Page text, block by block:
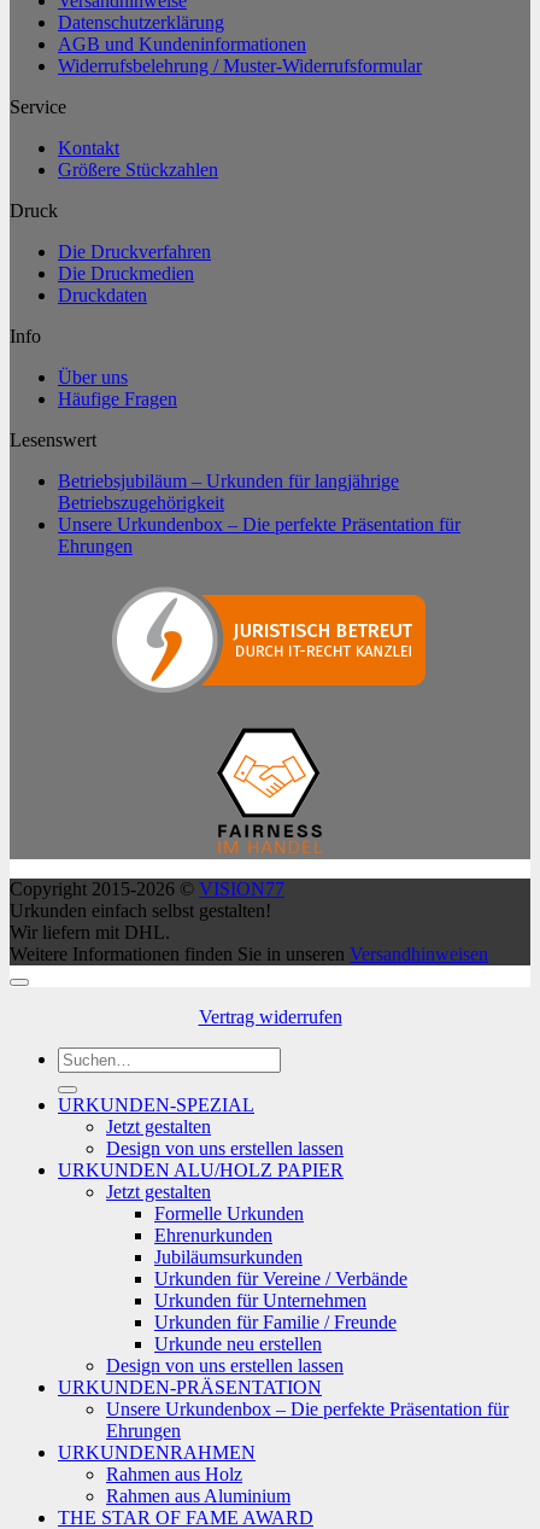
Datenschutzerklärung
AGB und Kundeninformationen
Widerrufsbelehrung / Muster-Widerrufsformular
Service
Kontakt
Größere Stückzahlen
Druck
Die Druckverfahren
Die Druckmedien
Druckdaten
Info
Über uns
Häufige Fragen
Lesenswert
Betriebsjubiläum – Urkunden für langjährige
Betriebszugehörigkeit
Unsere Urkundenbox – Die perfekte Präsentation für
Ehrungen
Copyright 2015-2026 © VISION77
Urkunden einfach selbst gestalten!
Wir liefern mit DHL.
Weitere Informationen finden Sie in unseren Versandhinweisen
Vertrag widerrufen
Suchen
nach:
URKUNDEN-SPEZIAL
Jetzt gestalten
Design von uns erstellen lassen
URKUNDEN ALU/HOLZ PAPIER
Jetzt gestalten
Formelle Urkunden
Ehrenurkunden
Jubiläumsurkunden
Urkunden für Vereine / Verbände
Urkunden für Unternehmen
Urkunden für Familie / Freunde
Urkunde neu erstellen
Design von uns erstellen lassen
URKUNDEN-PRÄSENTATION
Unsere Urkundenbox – Die perfekte Präsentation für
Ehrungen
URKUNDENRAHMEN
Rahmen aus Holz
Rahmen aus Aluminium
THE STAR OF FAME AWARD